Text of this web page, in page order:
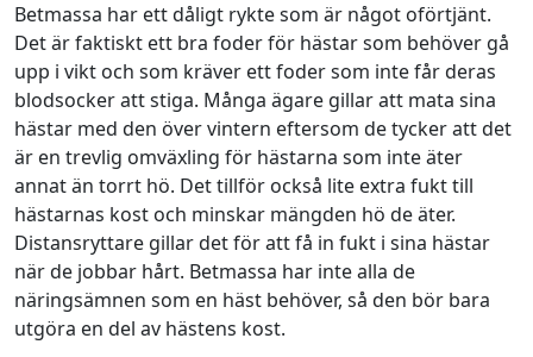
Betmassa har ett dåligt rykte som är något oförtjänt.
Det är faktiskt ett bra foder för hästar som behöver gå
upp i vikt och som kräver ett foder som inte får deras
blodsocker att stiga. Många ägare gillar att mata sina
hästar med den över vintern eftersom de tycker att det
är en trevlig omväxling för hästarna som inte äter
annat än torrt hö. Det tillför också lite extra fukt till
hästarnas kost och minskar mängden hö de äter.
Distansryttare gillar det för att få in fukt i sina hästar
när de jobbar hårt. Betmassa har inte alla de
näringsämnen som en häst behöver, så den bör bara
utgöra en del av hästens kost.